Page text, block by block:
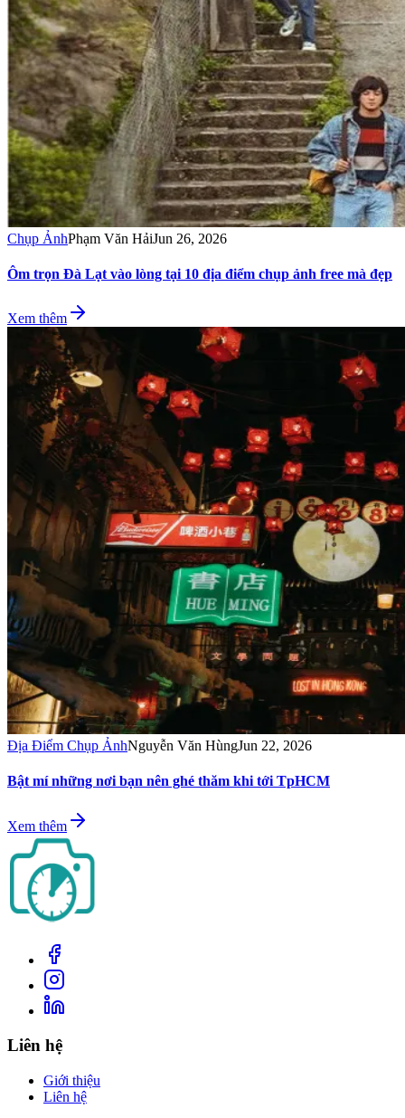
Chụp ẢnhPhạm Văn HảiJun 26, 2026
Ôm trọn Đà Lạt vào lòng tại 10 địa điểm chụp ảnh free mà đẹp
Xem thêm
Địa Điểm Chụp ẢnhNguyễn Văn HùngJun 22, 2026
Bật mí những nơi bạn nên ghé thăm khi tới TpHCM
Xem thêm
Liên hệ
Giới thiệu
Liên hệ